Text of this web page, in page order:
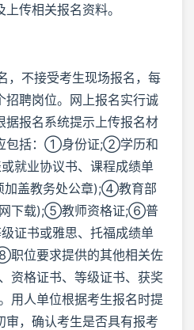
传相关报名资料。
，不接受考生现场报名，每
招聘岗位。网上报名实行诚
据报名系统提示上传报名材
包括：①身份证;②学历和
就业协议书、课程成绩单
加盖教务处公章);④教育部
网下载);⑤教师资格证;⑥普
证书或雅思、托福成绩单
位要求提供的其他相关佐
资格证书、等级证书、获奖
用人单位根据考生报名时提
审，确认考生是否具有报考